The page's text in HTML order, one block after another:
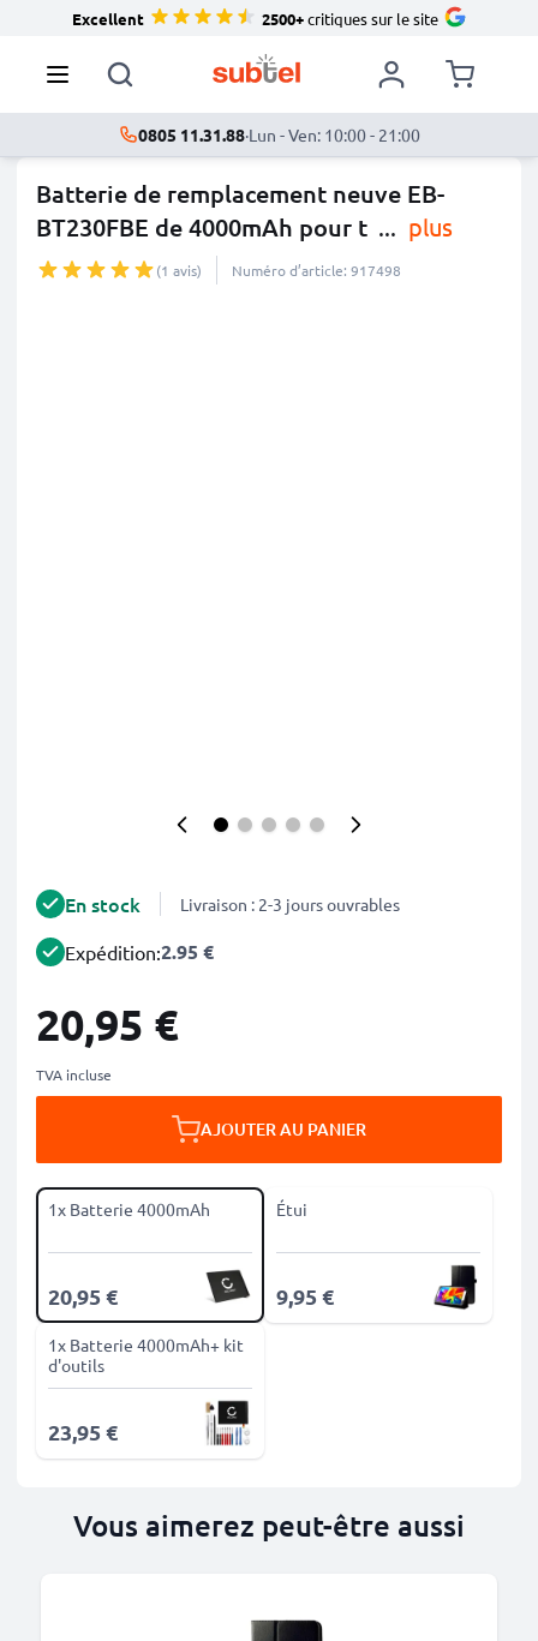
Excellent 2500+critiques sur le site
0805 11.31.88·Lun - Ven: 10:00 - 21:00
Batterie de remplacement neuve EB-
BT230FBE de 4000mAh pour t ... plus
(1 avis) Numéro d’article: 917498
En stock Livraison : 2-3 jours ouvrables
Expédition:2.95 €
20,95 €
TVA incluse
AJOUTER AU PANIER
1x Batterie 4000mAh
20,95 €
Étui
9,95 €
1x Batterie 4000mAh+ kit
d'outils
23,95 €
Vous aimerez peut-être aussi